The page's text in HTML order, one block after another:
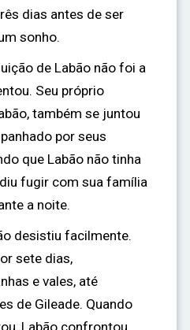
dias antes de ser
sonho.
de Labão não foi a
Seu próprio
também se juntou
por seus
que Labão não tinha
fugir com sua família
a noite.
desistiu facilmente.
sete dias,
e vales, até
de Gileade. Quando
Labão confrontou